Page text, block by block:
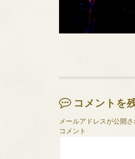
コメントを
メールアドレスが公開
コメント